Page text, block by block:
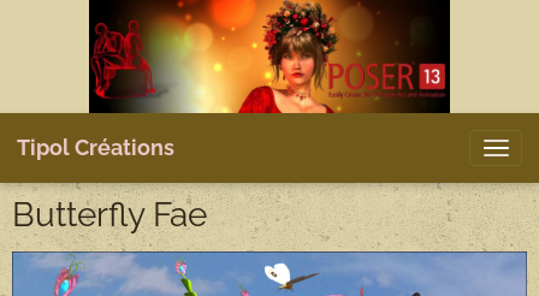
Tipol Créations
Butterfly Fae